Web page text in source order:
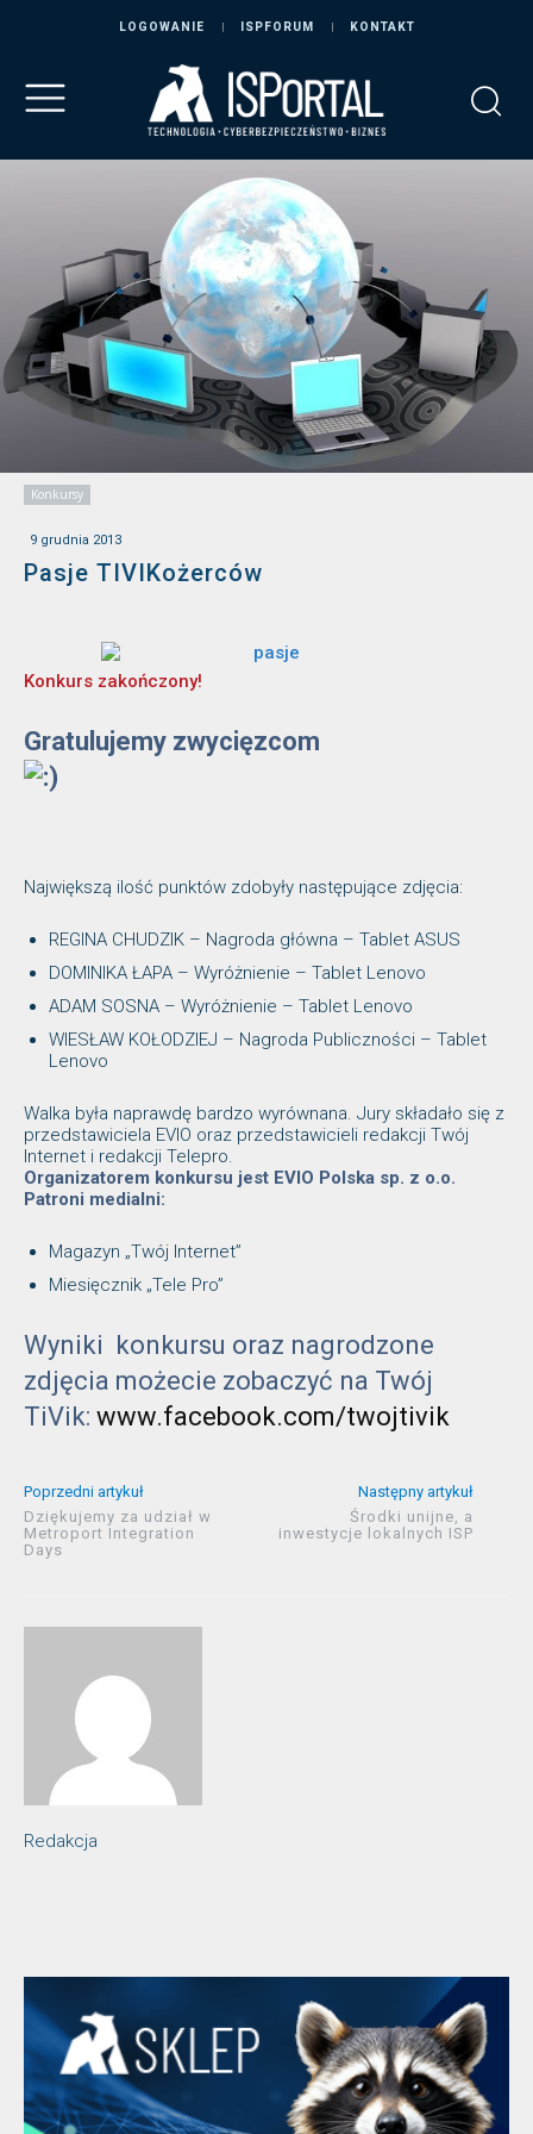
LOGOWANIE ISPFORUM KONTAKT
Konkursy
9 grudnia 2013
Pasje TIVIKożerców
Konkurs zakończony!
Gratulujemy zwycięzcom
Największą ilość punktów zdobyły następujące zdjęcia:
REGINA CHUDZIK – Nagroda główna – Tablet ASUS
DOMINIKA ŁAPA – Wyróżnienie – Tablet Lenovo
ADAM SOSNA – Wyróżnienie – Tablet Lenovo
WIESŁAW KOŁODZIEJ – Nagroda Publiczności – Tablet
Lenovo
Walka była naprawdę bardzo wyrównana. Jury składało się z
przedstawiciela EVIO oraz przedstawicieli redakcji Twój
Internet i redakcji Telepro.
Organizatorem konkursu jest EVIO Polska sp. z o.o.
Patroni medialni:
Magazyn „Twój Internet”
Miesięcznik „Tele Pro”
Wyniki konkursu oraz nagrodzone
zdjęcia możecie zobaczyć na Twój
TiVik: www.facebook.com/twojtivik
Poprzedni artykuł
Dziękujemy za udział w
Metroport Integration
Days
Następny artykuł
Środki unijne, a
inwestycje lokalnych ISP
Redakcja